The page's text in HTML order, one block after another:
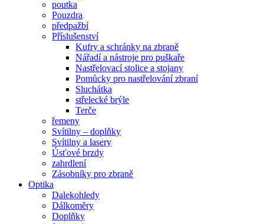
poutka
Pouzdra
předpažbí
Příslušenství
Kufry a schránky na zbraně
Nářadí a nástroje pro puškaře
Nastřelovací stolice a stojany
Pomůcky pro nastřelování zbraní
Sluchátka
střelecké brýle
Terče
řemeny
Svítilny – doplňky
Svítilny a lasery
Úsťové brzdy
zahrdlení
Zásobníky pro zbraně
Optika
Dalekohledy
Dálkoměry
Doplňky